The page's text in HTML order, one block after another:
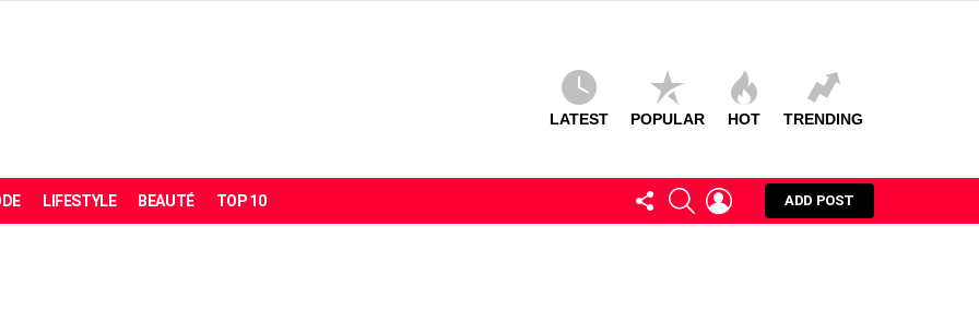
LATEST POPULAR HOT TRENDING
LIFESTYLE BEAUTÉ TOP 10
FOLLOW
US
SEARCHLOGIN
ADD POST